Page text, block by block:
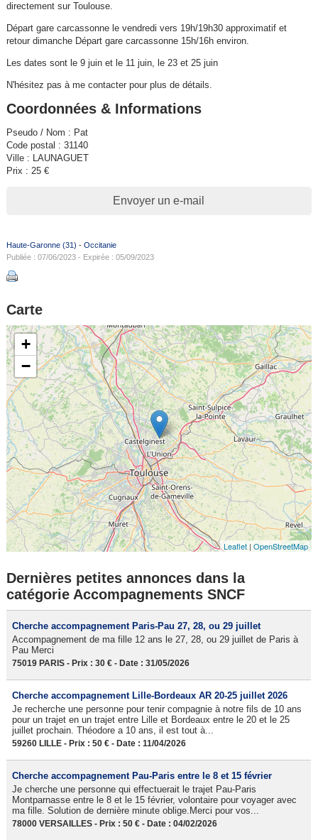
directement sur Toulouse.
Départ gare carcassonne le vendredi vers 19h/19h30 approximatif et
retour dimanche Départ gare carcassonne 15h/16h environ.
Les dates sont le 9 juin et le 11 juin, le 23 et 25 juin
N'hésitez pas à me contacter pour plus de détails.
Coordonnées & Informations
Pseudo / Nom : Pat
Code postal : 31140
Ville : LAUNAGUET
Prix : 25 €
Envoyer un e-mail
Haute-Garonne (31) - Occitanie
Publiée : 07/06/2023 - Expirée : 05/09/2023
Carte
+
−
Leaflet |OpenStreetMap
Dernières petites annonces dans la
catégorie Accompagnements SNCF
Cherche accompagnement Paris-Pau 27, 28, ou 29 juillet
Accompagnement de ma fille 12 ans le 27, 28, ou 29 juillet de Paris à
Pau Merci
75019 PARIS - Prix : 30 € - Date : 31/05/2026
Cherche accompagnement Lille-Bordeaux AR 20-25 juillet 2026
Je recherche une personne pour tenir compagnie à notre fils de 10 ans
pour un trajet en un trajet entre Lille et Bordeaux entre le 20 et le 25
juillet prochain. Théodore a 10 ans, il est tout à...
59260 LILLE - Prix : 50 € - Date : 11/04/2026
Cherche accompagnement Pau-Paris entre le 8 et 15 février
Je cherche une personne qui effectuerait le trajet Pau-Paris
Montparnasse entre le 8 et le 15 février, volontaire pour voyager avec
ma fille. Solution de dernière minute oblige.Merci pour vos...
78000 VERSAILLES - Prix : 50 € - Date : 04/02/2026